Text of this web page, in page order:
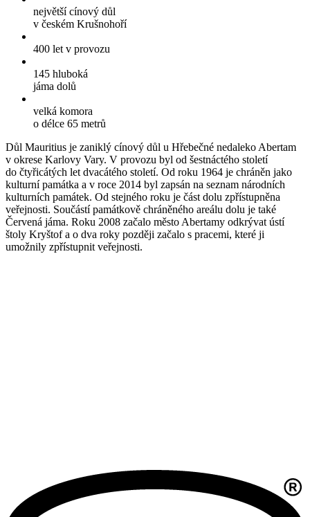
největší cínový důl
v českém Krušnohoří
400 let v provozu
145 hluboká
jáma dolů
velká komora
o délce 65 metrů
Důl Mauritius je zaniklý cínový důl u Hřebečné nedaleko Abertam
v okrese Karlovy Vary. V provozu byl od šestnáctého století
do čtyřicátých let dvacátého století. Od roku 1964 je chráněn jako
kulturní památka a v roce 2014 byl zapsán na seznam národních
kulturních památek. Od stejného roku je část dolu zpřístupněna
veřejnosti. Součástí památkově chráněného areálu dolu je také
Červená jáma. Roku 2008 začalo město Abertamy odkrývat ústí
štoly Kryštof a o dva roky později začalo s pracemi, které ji
umožnily zpřístupnit veřejnosti.